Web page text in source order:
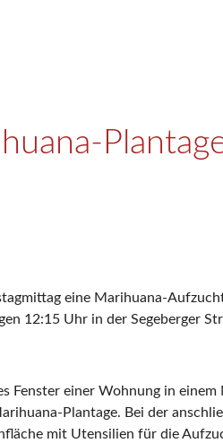
eine Marihuana-
12:15 Uhr in der Segeberger
Fenster einer Wohnung in
Plantage. Bei der
mit Utensilien für die